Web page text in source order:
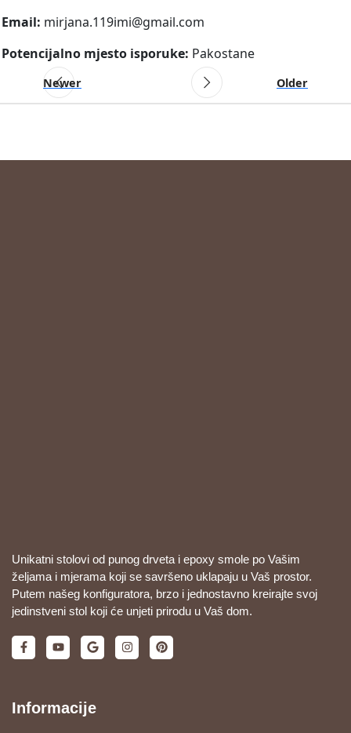
Email: mirjana.119imi@gmail.com
Potencijalno mjesto isporuke: Pakostane
Newer Older
Unikatni stolovi od punog drveta i epoxy smole po Vašim
željama i mjerama koji se savršeno uklapaju u Vaš prostor.
Putem našeg konfiguratora, brzo i jednostavno kreirajte svoj
jedinstveni stol koji će unjeti prirodu u Vaš dom.
Informacije